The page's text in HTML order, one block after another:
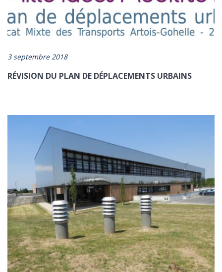
3 septembre 2018
RÉVISION DU PLAN DE DÉPLACEMENTS URBAINS